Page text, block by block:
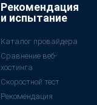
Рекомендация
и испытание
Каталог провайдера
Сравнение веб-
хостинга
Скоростной тест
Рекомендация